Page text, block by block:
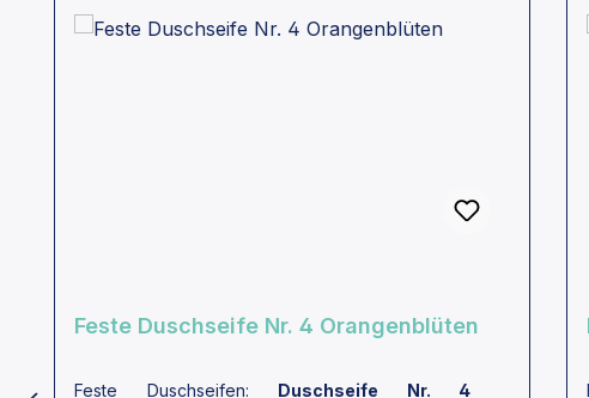
Feste Duschseife Nr. 4 Orangenblüten
Feste Duschseifen: Duschseife Nr. 4